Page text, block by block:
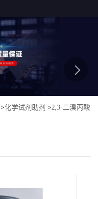
>化学试剂助剂 >2,3-二溴丙酸